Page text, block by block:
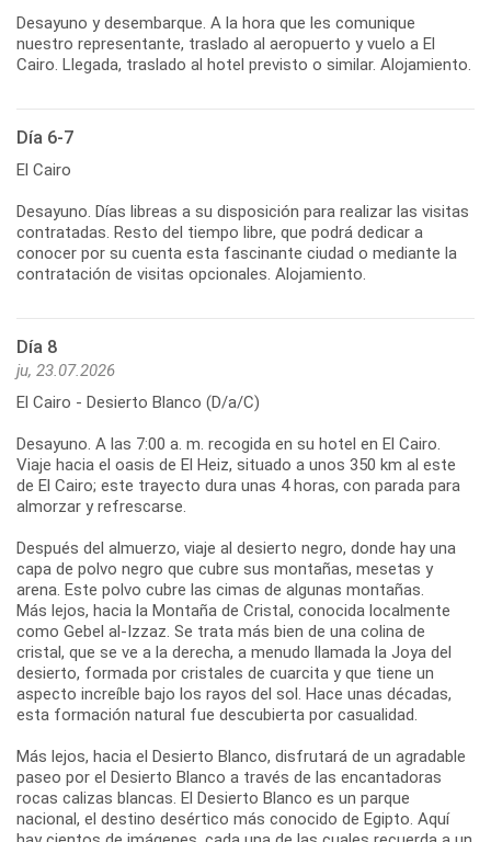
Desayuno y desembarque. A la hora que les comunique
nuestro representante, traslado al aeropuerto y vuelo a El
Cairo. Llegada, traslado al hotel previsto o similar. Alojamiento.
Día 6-7
El Cairo
Desayuno. Días libreas a su disposición para realizar las visitas
contratadas. Resto del tiempo libre, que podrá dedicar a
conocer por su cuenta esta fascinante ciudad o mediante la
contratación de visitas opcionales. Alojamiento.
Día 8
ju, 23.07.2026
El Cairo - Desierto Blanco (D/a/C)
Desayuno. A las 7:00 a. m. recogida en su hotel en El Cairo.
Viaje hacia el oasis de El Heiz, situado a unos 350 km al este
de El Cairo; este trayecto dura unas 4 horas, con parada para
almorzar y refrescarse.
Después del almuerzo, viaje al desierto negro, donde hay una
capa de polvo negro que cubre sus montañas, mesetas y
arena. Este polvo cubre las cimas de algunas montañas.
Más lejos, hacia la Montaña de Cristal, conocida localmente
como Gebel al-Izzaz. Se trata más bien de una colina de
cristal, que se ve a la derecha, a menudo llamada la Joya del
desierto, formada por cristales de cuarcita y que tiene un
aspecto increíble bajo los rayos del sol. Hace unas décadas,
esta formación natural fue descubierta por casualidad.
Más lejos, hacia el Desierto Blanco, disfrutará de un agradable
paseo por el Desierto Blanco a través de las encantadoras
rocas calizas blancas. El Desierto Blanco es un parque
nacional, el destino desértico más conocido de Egipto. Aquí